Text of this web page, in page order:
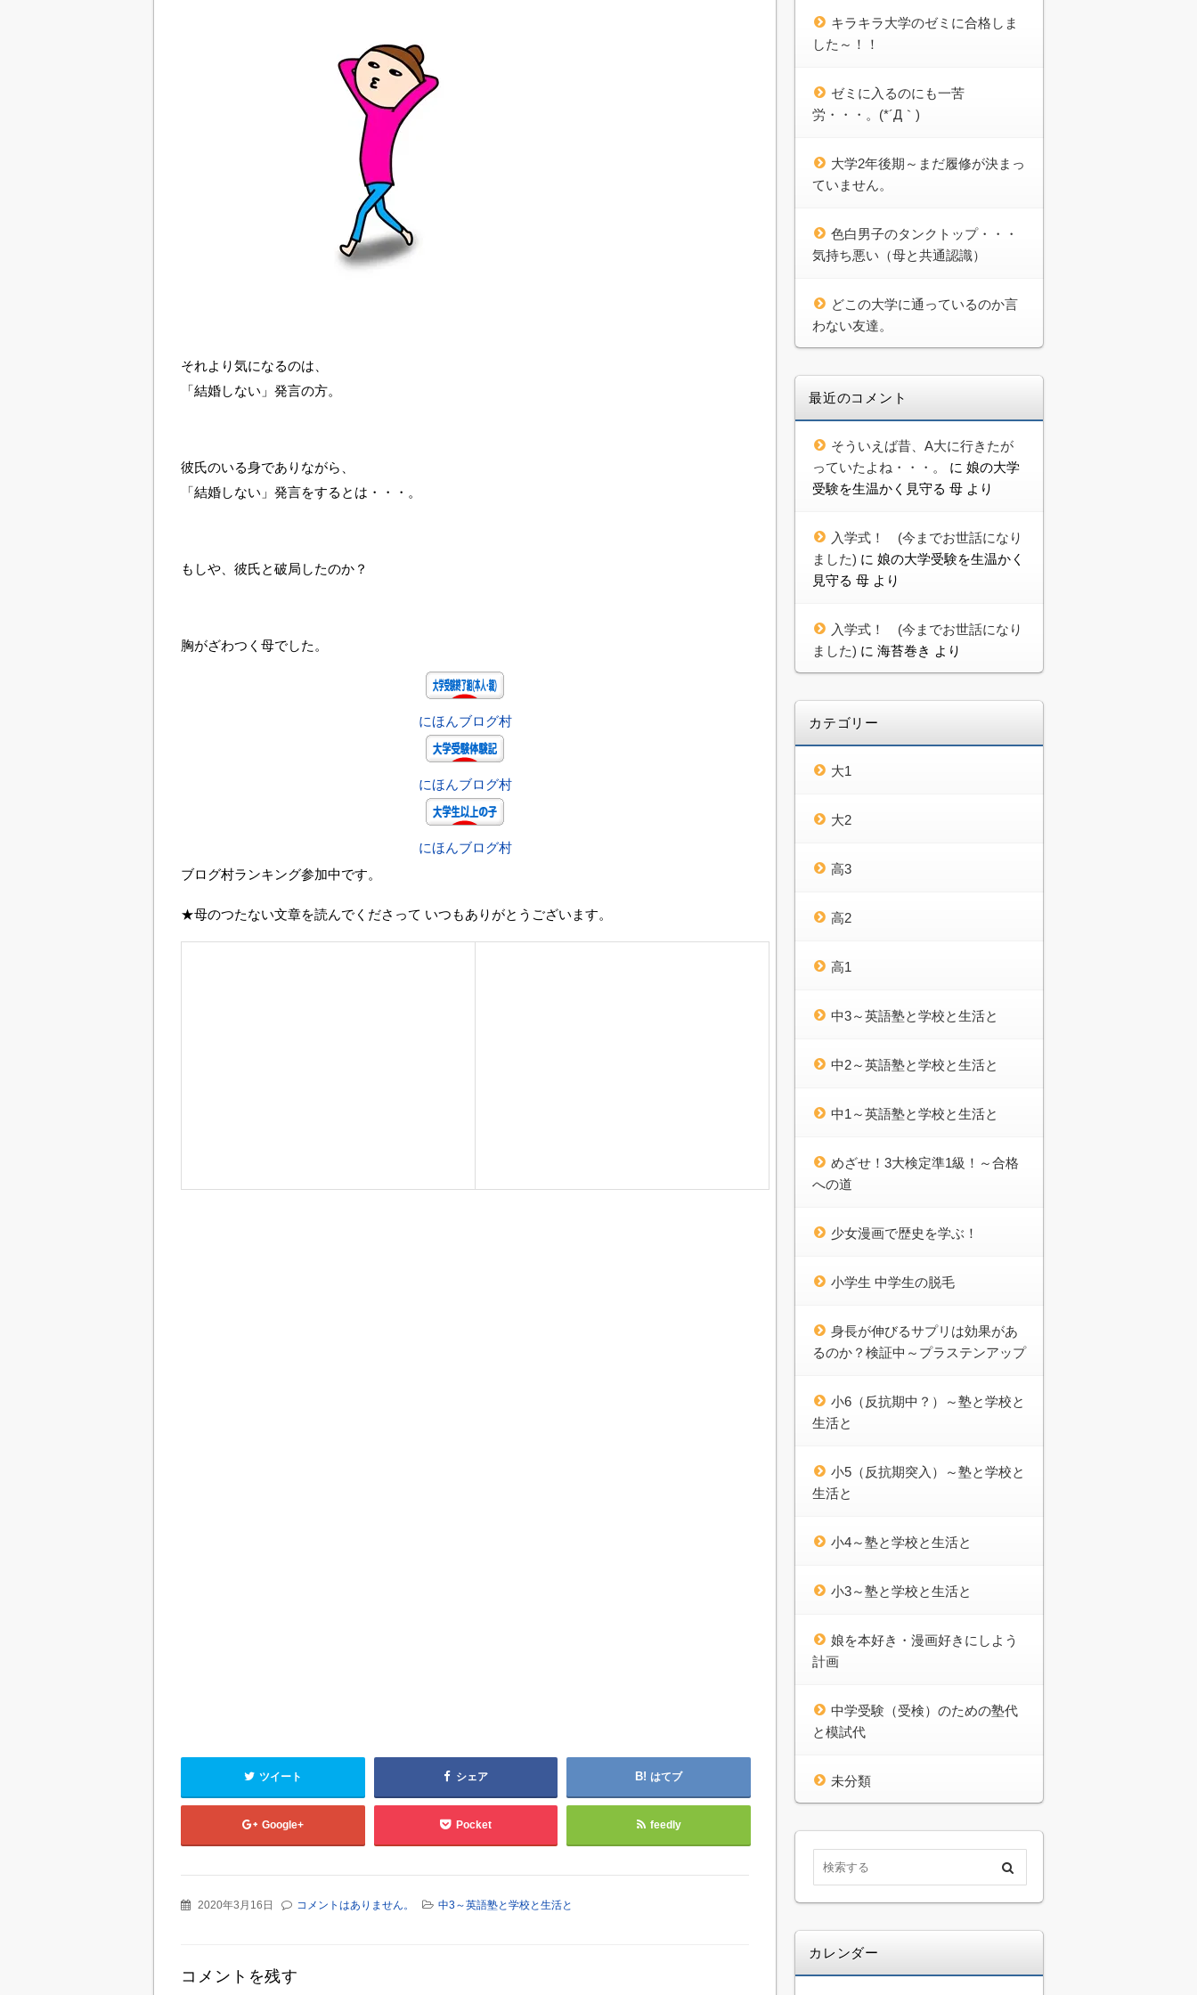
それより気になるのは、
「結婚しない」発言の方。
彼氏のいる身でありながら、
「結婚しない」発言をするとは・・・。
もしや、彼氏と破局したのか？
胸がざわつく母でした。
にほんブログ村
にほんブログ村
にほんブログ村
ブログ村ランキング参加中です。
★母のつたない文章を読んでくださって いつもありがとうございます。
ツイート シェア はてブ
Google+ Pocket feedly
2020年3月16日 コメントはありません。 中3～英語塾と学校と生活と
コメントを残す
キラキラ大学のゼミに合格しま
した～！！
ゼミに入るのにも一苦
労・・・。(*´Д｀)
大学2年後期～まだ履修が決まっ
ていません。
色白男子のタンクトップ・・・
気持ち悪い（母と共通認識）
どこの大学に通っているのか言
わない友達。
最近のコメント
そういえば昔、A大に行きたが
っていたよね・・・。
に 娘の大学
受験を生温かく見守る 母 より
入学式！ (今までお世話になり
ました) に 娘の大学受験を生温かく
見守る 母 より
入学式！ (今までお世話になり
ました) に 海苔巻き より
カテゴリー
大1
大2
高3
高2
高1
中3～英語塾と学校と生活と
中2～英語塾と学校と生活と
中1～英語塾と学校と生活と
めざせ！3大検定準1級！～合格
への道
少女漫画で歴史を学ぶ！
小学生 中学生の脱毛
身長が伸びるサプリは効果があ
るのか？検証中～プラステンアップ
小6（反抗期中？）～塾と学校と
生活と
小5（反抗期突入）～塾と学校と
生活と
小4～塾と学校と生活と
小3～塾と学校と生活と
娘を本好き・漫画好きにしよう
計画
中学受験（受検）のための塾代
と模試代
未分類
カレンダー